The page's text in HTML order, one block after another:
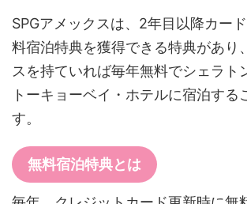
SPGアメックスは、2年目以降カー
料宿泊特典を獲得できる特典があり
スを持ていれば毎年無料でシェラト
トーキョーベイ・ホテルに宿泊する
す。
無料宿泊特典とは